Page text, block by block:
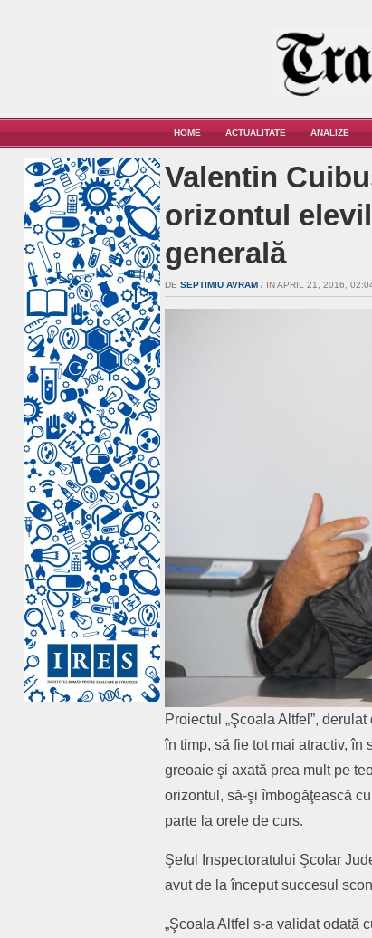
HOME ACTUALITATE ANALIZE
Valentin
orizontul
generală
DE SEPTIMIU AVRAM / IN APRIL 21, 2016,
Proiectul „Şcoala Altfel”,
în timp, să fie tot mai atractiv, în
greoaie şi axată prea mult pe
orizontul, să-şi îmbogăţească
parte la orele de curs.
Şeful Inspectoratului Şcolar
avut de la început succesul
„Şcoala Altfel s-a validat odată